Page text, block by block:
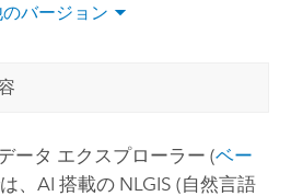
バージョン
ータ エクスプローラー (ベー
、AI 搭載の NLGIS (自然言語